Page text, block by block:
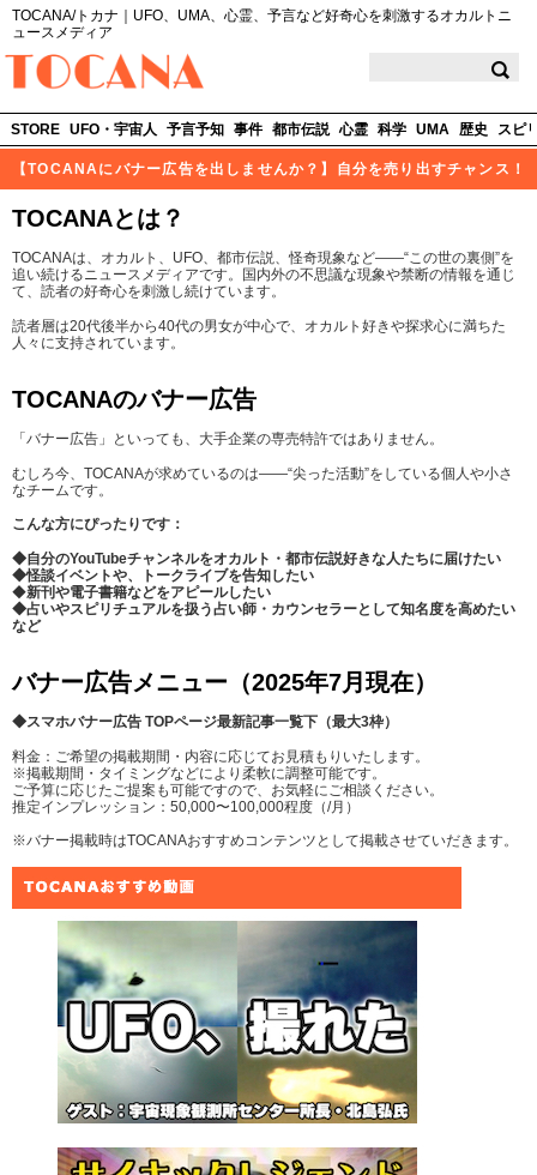
TOCANA/トカナ｜UFO、UMA、心霊、予言など好奇心を刺激するオカルトニ
ュースメディア
STORE UFO・宇宙人 予言予知 事件 都市伝説 心霊 科学 UMA 歴史 スピ
【TOCANAにバナー広告を出しませんか？】自分を売り出すチャンス！
TOCANAとは？
TOCANAは、オカルト、UFO、都市伝説、怪奇現象など――“この世の裏側”を
追い続けるニュースメディアです。国内外の不思議な現象や禁断の情報を通じ
て、読者の好奇心を刺激し続けています。
読者層は20代後半から40代の男女が中心で、オカルト好きや探求心に満ちた
人々に支持されています。
TOCANAのバナー広告
「バナー広告」といっても、大手企業の専売特許ではありません。
むしろ今、TOCANAが求めているのは――“尖った活動”をしている個人や小さ
なチームです。
こんな方にぴったりです：
◆自分のYouTubeチャンネルをオカルト・都市伝説好きな人たちに届けたい
◆怪談イベントや、トークライブを告知したい
◆新刊や電子書籍などをアピールしたい
◆占いやスピリチュアルを扱う占い師・カウンセラーとして知名度を高めたい
など
バナー広告メニュー（2025年7月現在）
◆スマホバナー広告 TOPページ最新記事一覧下（最大3枠）
料金：ご希望の掲載期間・内容に応じてお見積もりいたします。
※掲載期間・タイミングなどにより柔軟に調整可能です。
ご予算に応じたご提案も可能ですので、お気軽にご相談ください。
推定インプレッション：50,000〜100,000程度（/月）
※バナー掲載時はTOCANAおすすめコンテンツとして掲載させていだきます。